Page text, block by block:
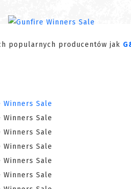
popularnych producentów jak